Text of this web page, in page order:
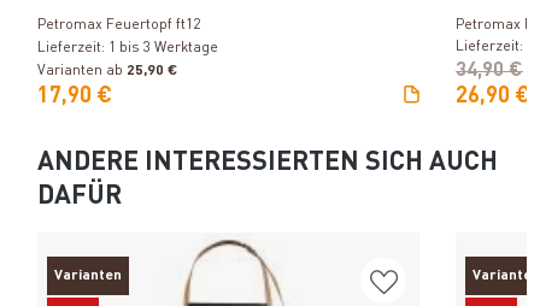
Petromax Feuertopf ft12
Lieferzeit: 1 bis 3 Werktage
Varianten ab 25,90 €
17,90 €
Petromax
Lieferzeit: 1
26,90 €
34,90 €
ANDERE INTERESSIERTEN SICH AUCH
DAFÜR
Varianten Varianten